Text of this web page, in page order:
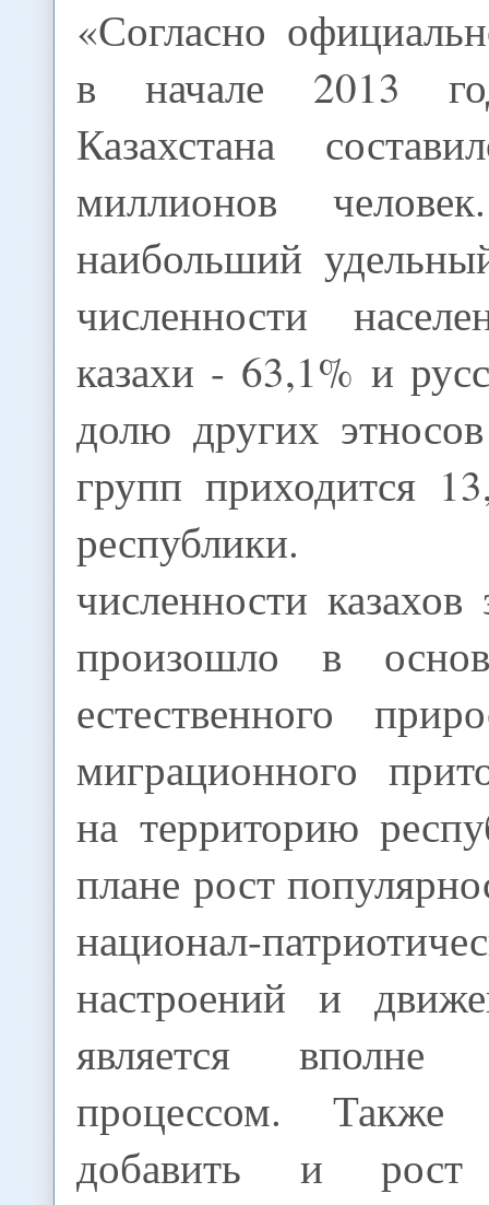
«Согласно
в начале 2013
Казахстана
миллионов
наибольший
численности
казахи - 63,1% и
долю других
групп приходится
республики.
численности казахов
произошло в
естественного
миграционного
на территорию
плане рост
национал-
настроений и
является вполне
процессом.
добавить и рост